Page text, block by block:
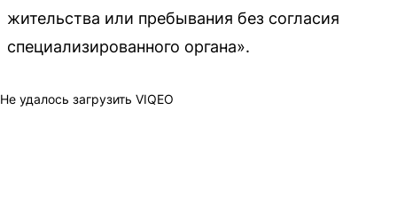
жительства или пребывания без согласия
специализированного органа».
Не удалось загрузить VIQEO